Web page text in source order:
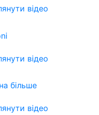
відео
відео
більше
відео